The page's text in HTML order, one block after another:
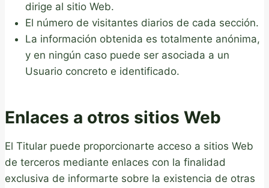
dirige al sitio Web.
El número de visitantes diarios de cada sección.
La información obtenida es totalmente anónima,
y en ningún caso puede ser asociada a un
Usuario concreto e identificado.
Enlaces a otros sitios Web
El Titular puede proporcionarte acceso a sitios Web
de terceros mediante enlaces con la finalidad
exclusiva de informarte sobre la existencia de otras